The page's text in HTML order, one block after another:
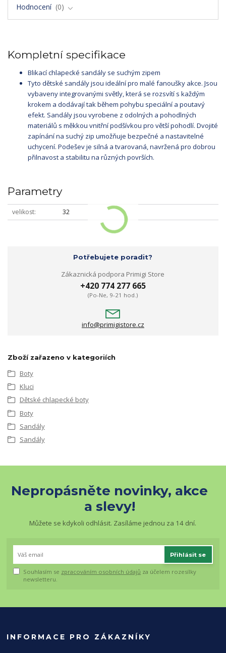
Hodnocení 0
Kompletní specifikace
Blikací chlapecké sandály se suchým zipem
Tyto dětské sandály jsou ideální pro malé fanoušky akce. Jsou
vybaveny integrovanými světly, která se rozsvítí s každým
krokem a dodávají tak během pohybu speciální a poutavý
efekt. Sandály jsou vyrobene z odolných a pohodlných
materiálů s měkkou vnitřní podšívkou pro větší pohodlí. Dvojité
zapínání na suchý zip umožňuje bezpečné a nastavitelné
uchycení. Podešev je silná a tvarovaná, navržená pro dobrou
přilnavost a stabilitu na různých površích.
Parametry
velikost 32
Potřebujete poradit?
Zákaznická podpora Primigi Store
+420 774 277 665
(Po-Ne, 9-21 hod.)
info@primigistore.cz
Zboží zařazeno v kategoriích
Boty
Kluci
Dětské chlapecké boty
Boty
Sandály
Sandály
Nepropásněte novinky, akce
a slevy!
Můžete se kdykoli odhlásit. Zasíláme jednou za 14 dní.
Přihlásit se
Souhlasím se zpracováním osobních údajů za účelem rozesílky
newsletteru.
INFORMACE PRO ZÁKAZNÍKY